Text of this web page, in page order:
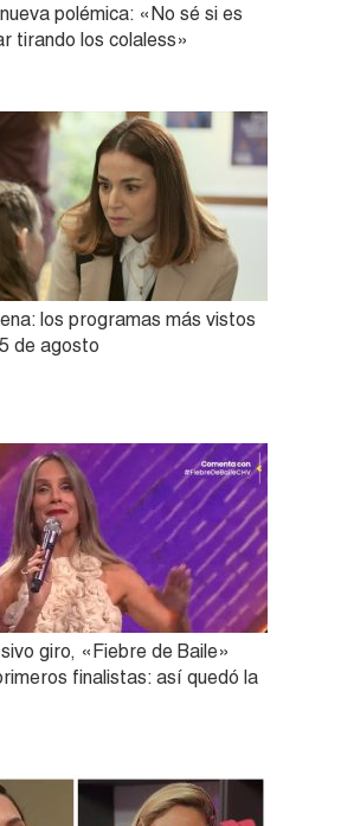
polémica: «No sé si es
tirando los colaless»
los programas más vistos
de agosto
giro, «Fiebre de Baile»
finalistas: así quedó la